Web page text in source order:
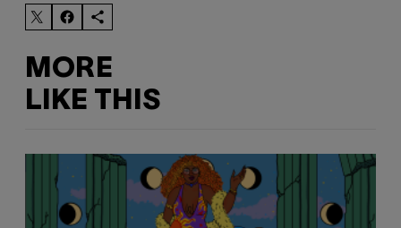
MORE
LIKE THIS